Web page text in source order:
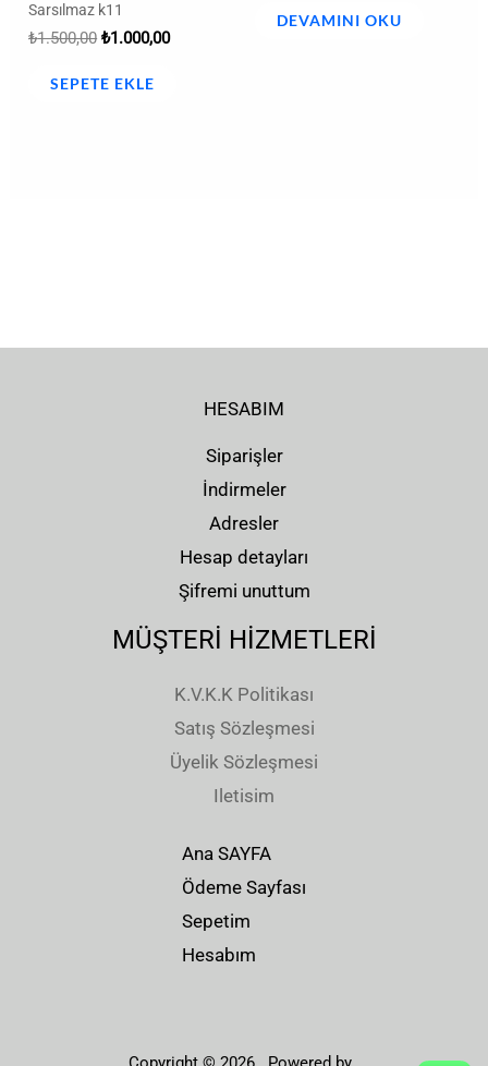
Sarsılmaz k11
₺1.500,00 ₺1.000,00
SEPETE EKLE
DEVAMINI OKU
HESABIM
Siparişler
İndirmeler
Adresler
Hesap detayları
Şifremi unuttum
MÜŞTERİ HİZMETLERİ
K.V.K.K Politikası
Satış Sözleşmesi
Üyelik Sözleşmesi
Iletisim
Ana SAYFA
Ödeme Sayfası
Sepetim
Hesabım